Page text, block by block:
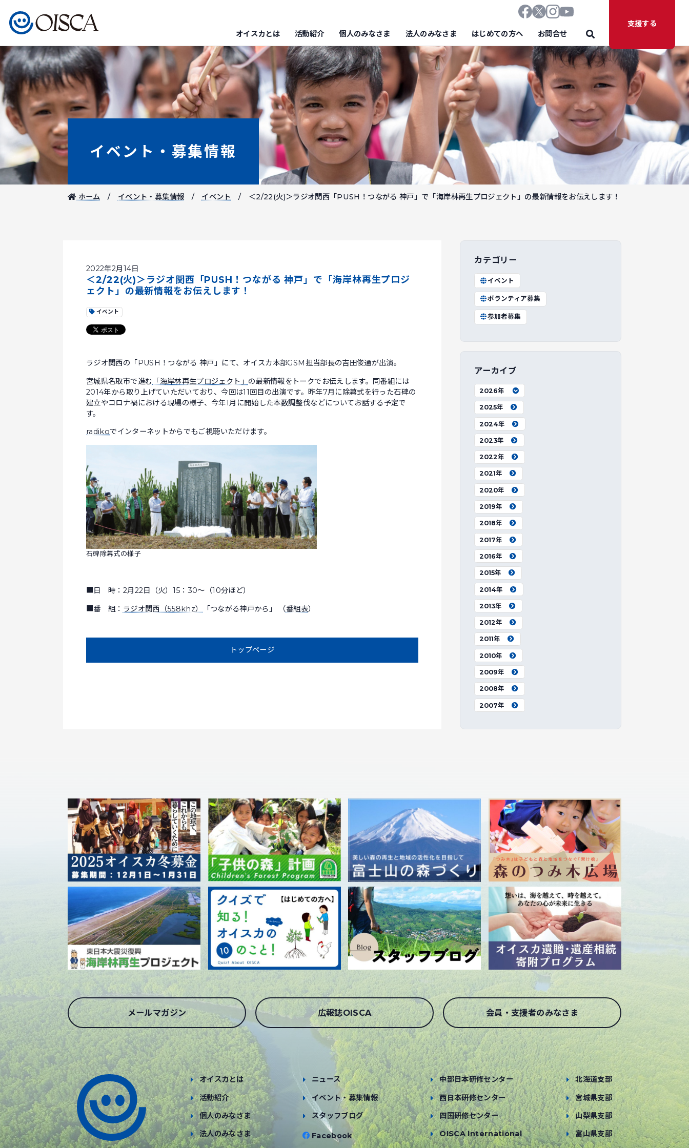
オイスカとは 活動紹介 個人のみなさま 法人のみなさま はじめての方へ お問合せ
支援する
イベント・募集情報
ホーム イベント・募集情報 イベント ＜2/22(火)＞ラジオ関西「PUSH！つながる 神戸」で「海岸林再生プロジェクト」の最新情報をお伝えします！
2022年2月14日
＜2/22(火)＞ラジオ関西「PUSH！つながる 神戸」で「海岸林再生プロジ
ェクト」の最新情報をお伝えします！
イベント
ラジオ関西の「PUSH！つながる 神戸」にて、オイスカ本部GSM担当部長の吉田俊通が出演。
宮城県名取市で進む 「海岸林再生プロジェクト」 の最新情報をトークでお伝えします。同番組には
2014年から取り上げていただいており、今回は11回目の出演です。昨年7月に除幕式を行った石碑の
建立やコロナ禍における現場の様子、今年1月に開始した本数調整伐などについてお話する予定で
す。
radikoでインターネットからでもご視聴いただけます。
石碑除幕式の様子
■日 時：2月22日（火）15：30～（10分ほど）
■番 組： ラジオ関西（558khz） 「つながる神戸から」 （番組表）
トップページ
カテゴリー
イベント
ボランティア募集
参加者募集
アーカイブ
2026年
2025年
2024年
2023年
2022年
2021年
2020年
2019年
2018年
2017年
2016年
2015年
2014年
2013年
2012年
2011年
2010年
2009年
2008年
2007年
メールマガジン 広報誌OISCA 会員・支援者のみなさま
オイスカとは
活動紹介
個人のみなさま
法人のみなさま
ニュース
イベント・募集情報
スタッフブログ
Facebook
中部日本研修センター
西日本研修センター
四国研修センター
OISCA International
北海道支部
宮城県支部
山梨県支部
富山県支部